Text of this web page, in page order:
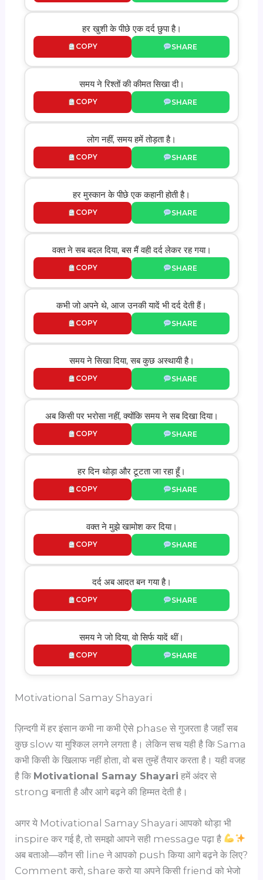
हर खुशी के पीछे एक दर्द छुपा है।
COPY SHARE
समय ने रिश्तों की कीमत सिखा दी।
COPY SHARE
लोग नहीं, समय हमें तोड़ता है।
COPY SHARE
हर मुस्कान के पीछे एक कहानी होती है।
COPY SHARE
वक्त ने सब बदल दिया, बस मैं वही दर्द लेकर रह गया।
COPY SHARE
कभी जो अपने थे, आज उनकी यादें भी दर्द देती हैं।
COPY SHARE
समय ने सिखा दिया, सब कुछ अस्थायी है।
COPY SHARE
अब किसी पर भरोसा नहीं, क्योंकि समय ने सब दिखा दिया।
COPY SHARE
हर दिन थोड़ा और टूटता जा रहा हूँ।
COPY SHARE
वक्त ने मुझे खामोश कर दिया।
COPY SHARE
दर्द अब आदत बन गया है।
COPY SHARE
समय ने जो दिया, वो सिर्फ यादें थीं।
COPY SHARE
Motivational Samay Shayari
ज़िन्दगी में हर इंसान कभी ना कभी ऐसे phase से गुजरता है जहाँ सब
कुछ slow या मुश्किल लगने लगता है। लेकिन सच यही है कि Sama
कभी किसी के खिलाफ नहीं होता, वो बस तुम्हें तैयार करता है। यही वजह
है कि Motivational Samay Shayari हमें अंदर से
strong बनाती है और आगे बढ़ने की हिम्मत देती है।
अगर ये Motivational Samay Shayari आपको थोड़ा भी
inspire कर गई है, तो समझो आपने सही message पढ़ा है
अब बताओ—कौन सी line ने आपको push किया आगे बढ़ने के लिए?
Comment करो, share करो या अपने किसी friend को भेजो